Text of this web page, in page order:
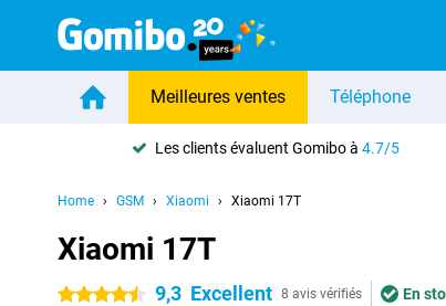
Meilleures ventes Téléphone
Les clients évaluent Gomibo à4.7/5
Home GSM Xiaomi Xiaomi 17T
Xiaomi 17T
4.5 étoiles 9,3 Excellent 8 avis vérifiés En